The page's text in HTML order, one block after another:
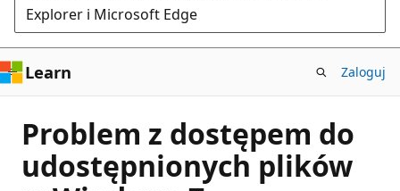
Explorer i Microsoft Edge
Learn Zaloguj
Problem z dostępem do
udostępnionych plików